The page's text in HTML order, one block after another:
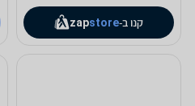
קנו ב- zapstore